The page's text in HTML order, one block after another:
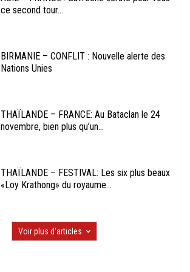
ce second tour...
BIRMANIE – CONFLIT : Nouvelle alerte des
Nations Unies
THAÏLANDE – FRANCE: Au Bataclan le 24
novembre, bien plus qu’un...
THAÏLANDE – FESTIVAL: Les six plus beaux
«Loy Krathong» du royaume...
Voir plus d'articles